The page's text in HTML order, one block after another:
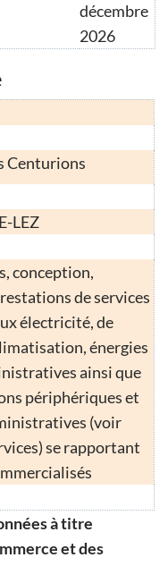
décembre
2026
Centurions
LEZ
conception,
de services
électricité, de
énergies
ainsi que
périphériques et
(voir
se rapportant
à titre
et des